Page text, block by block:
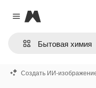
Close menu
Magnific
Создать ИИ-